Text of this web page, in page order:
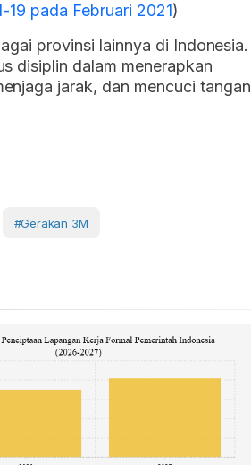
19 pada Februari 2021)
provinsi lainnya di Indonesia.
disiplin dalam menerapkan
jarak, dan mencuci tangan
#Gerakan 3M